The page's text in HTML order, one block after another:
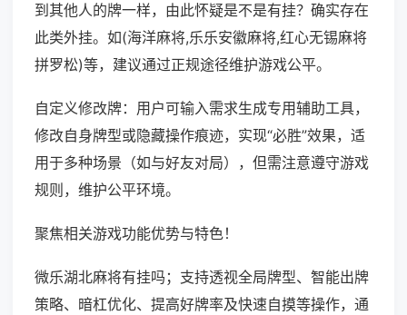
到其他人的牌一样，由此怀疑是不是有挂？确实存在
此类外挂。如(海洋麻将,乐乐安徽麻将,红心无锡麻将
拼罗松)等，建议通过正规途径维护游戏公平。
自定义修改牌：用户可输入需求生成专用辅助工具，
修改自身牌型或隐藏操作痕迹，实现“必胜”效果，适
用于多种场景（如与好友对局），但需注意遵守游戏
规则，维护公平环境。
聚焦相关游戏功能优势与特色！
微乐湖北麻将有挂吗；支持透视全局牌型、智能出牌
策略、暗杠优化、提高好牌率及快速自摸等操作，通